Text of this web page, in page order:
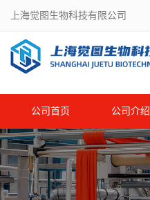
上海觉图生物科技有限公司
公司首页 公司介绍